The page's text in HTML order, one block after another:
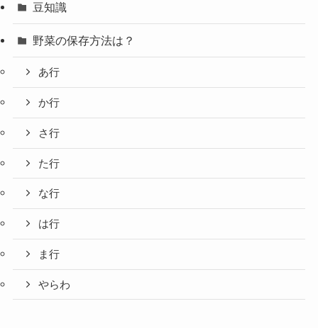
豆知識
野菜の保存方法は？
あ行
か行
さ行
た行
な行
は行
ま行
やらわ